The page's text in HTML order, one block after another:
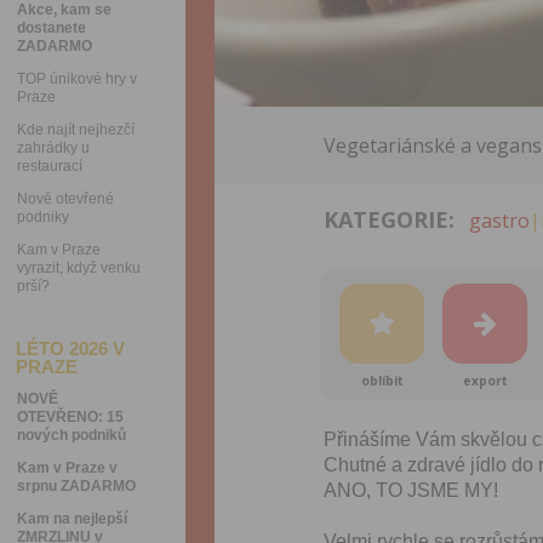
Akce, kam se
dostanete
ZADARMO
TOP únikové hry v
Praze
Kde najít nejhezčí
zahrádky u
restaurací
Nově otevřené
podniky
Kam v Praze
vyrazit, když venku
prší?
LÉTO 2026 V
PRAZE
NOVĚ
OTEVŘENO: 15
nových podniků
Kam v Praze v
srpnu ZADARMO
Kam na nejlepší
ZMRZLINU v
Vegetariánské a
KATEGORIE: gastro
oblíbit export
Přinášíme Vám skvělou
Chutné a zdravé jídlo do
ANO, TO JSME MY!